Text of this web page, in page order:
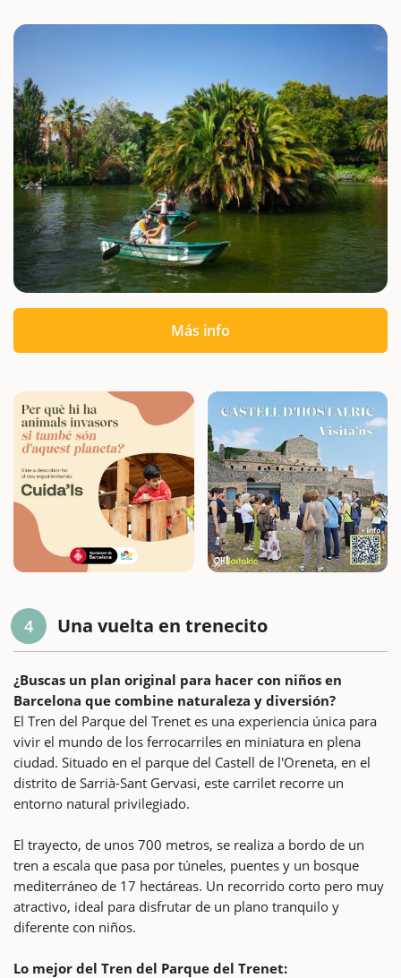
Más info
4 Una vuelta en trenecito
¿Buscas un plan original para hacer con niños en
Barcelona que combine naturaleza y diversión?
El Tren del Parque del Trenet es una experiencia única para
vivir el mundo de los ferrocarriles en miniatura en plena
ciudad. Situado en el parque del Castell de l'Oreneta, en el
distrito de Sarrià-Sant Gervasi, este carrilet recorre un
entorno natural privilegiado.
El trayecto, de unos 700 metros, se realiza a bordo de un
tren a escala que pasa por túneles, puentes y un bosque
mediterráneo de 17 hectáreas. Un recorrido corto pero muy
atractivo, ideal para disfrutar de un plano tranquilo y
diferente con niños.
Lo mejor del Tren del Parque del Trenet: